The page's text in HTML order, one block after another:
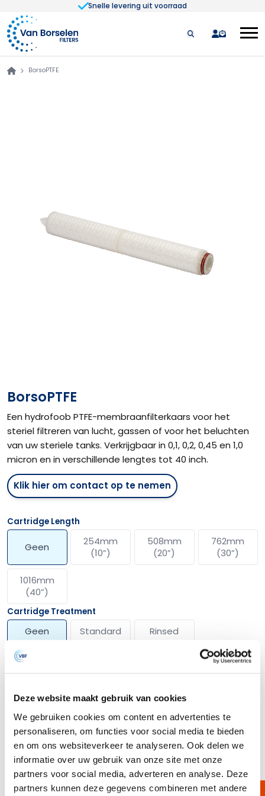
Deze website maakt gebruik van cookies
We gebruiken cookies om content en advertenties te
personaliseren, om functies voor social media te bieden
en om ons websiteverkeer te analyseren. Ook delen we
informatie over uw gebruik van onze site met onze
partners voor social media, adverteren en analyse. Deze
partners kunnen deze gegevens combineren met andere
Snelle levering uit voorraad
Ga naar de inhoud
quote
BorsoPTFE
BorsoPTFE
Een hydrofoob PTFE-membraanfilterkaars voor het
steriel filtreren van lucht, gassen of voor het beluchten
van uw steriele tanks. Verkrijgbaar in 0,1, 0,2, 0,45 en 1,0
micron en in verschillende lengtes tot 40 inch.
Klik hier om contact op te nemen
Cartridge Length
Geen
254mm
(10”)
508mm
(20”)
762mm
(30”)
1016mm
(40”)
Cartridge Treatment
Geen Standard
Rinsed
Toon meer opties
Omschrijving
BorsoPTFE microfiltratie elementen zijn speciaal ontworpen voor het
gebruik in corrosieve gassen. Een natuurlijk sterk hydrofoob PTFE
membraan maakt dit het patroon van uw keuze wanneer een hoge
weerstand tegen agressieve vloeistoffen vereist is.
BorsoPes PTFE Membraan Filterkaarsen zijn 100% integriteit